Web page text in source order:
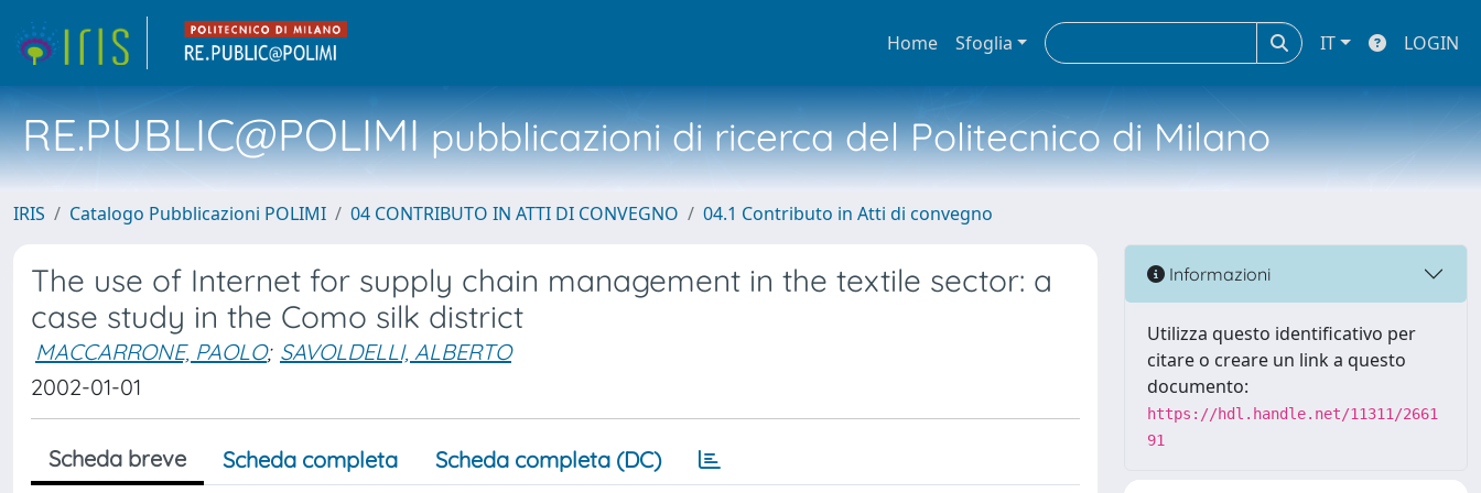
Home Sfoglia IT LOGIN
RE.PUBLIC@POLIMIpubblicazioni di ricerca del Politecnico di Milano
IRIS Catalogo Pubblicazioni POLIMI 04 CONTRIBUTO IN ATTI DI CONVEGNO 04.1 Contributo in Atti di convegno
The use of Internet for supply chain management in the textile sector: a
case study in the Como silk district
MACCARRONE, PAOLO; SAVOLDELLI, ALBERTO
2002-01-01
Scheda breve Scheda completa Scheda completa (DC)
Informazioni
Utilizza questo identificativo per
citare o creare un link a questo
documento:
https://hdl.handle.net/11311/2661
91